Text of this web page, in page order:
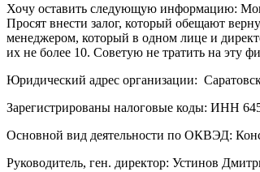
Хочу оставить следующую информацию:
Просят внести залог, который обещают
менеджером, который в одном лице и
их не более 10. Советую не тратить на эту
Юридический адрес организации:
Зарегистрированы налоговые коды: ИНН
Основной вид деятельности по ОКВЭД:
Руководитель, ген. директор: Устинов